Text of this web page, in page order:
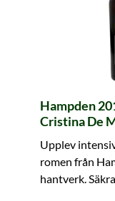
Hampden
Cristina De
Maison &
Upplev
romen från
hantverk.